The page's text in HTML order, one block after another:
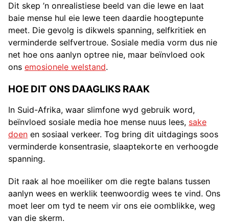
Dit skep ’n onrealistiese beeld van die lewe en laat
baie mense hul eie lewe teen daardie hoogtepunte
meet. Die gevolg is dikwels spanning, selfkritiek en
verminderde selfvertroue. Sosiale media vorm dus nie
net hoe ons aanlyn optree nie, maar beïnvloed ook
ons emosionele welstand.
HOE DIT ONS DAAGLIKS RAAK
In Suid-Afrika, waar slimfone wyd gebruik word,
beïnvloed sosiale media hoe mense nuus lees, sake
doen en sosiaal verkeer. Tog bring dit uitdagings soos
verminderde konsentrasie, slaaptekorte en verhoogde
spanning.
Dit raak al hoe moeiliker om die regte balans tussen
aanlyn wees en werklik teenwoordig wees te vind. Ons
moet leer om tyd te neem vir ons eie oomblikke, weg
van die skerm.